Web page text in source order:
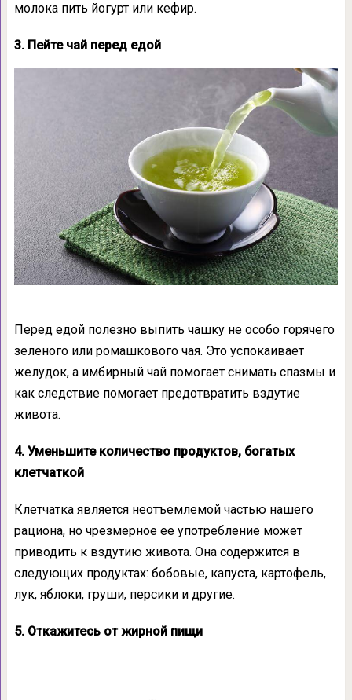
молока пить йогурт или кефир.
3. Пейте чай перед едой
Перед едой полезно выпить чашку не особо горячего
зеленого или ромашкового чая. Это успокаивает
желудок, а имбирный чай помогает снимать спазмы и
как следствие помогает предотвратить вздутие
живота.
4. Уменьшите количество продуктов, богатых
клетчаткой
Клетчатка является неотъемлемой частью нашего
рациона, но чрезмерное ее употребление может
приводить к вздутию живота. Она содержится в
следующих продуктах: бобовые, капуста, картофель,
лук, яблоки, груши, персики и другие.
5. Откажитесь от жирной пищи